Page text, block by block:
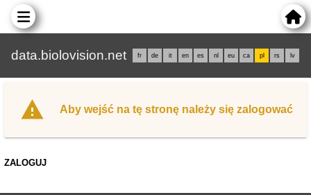
data.biolovision.net fr de it en es nl eu ca pl rs lv
Aby wejść na tę stronę należy się zalogować
ZALOGUJ